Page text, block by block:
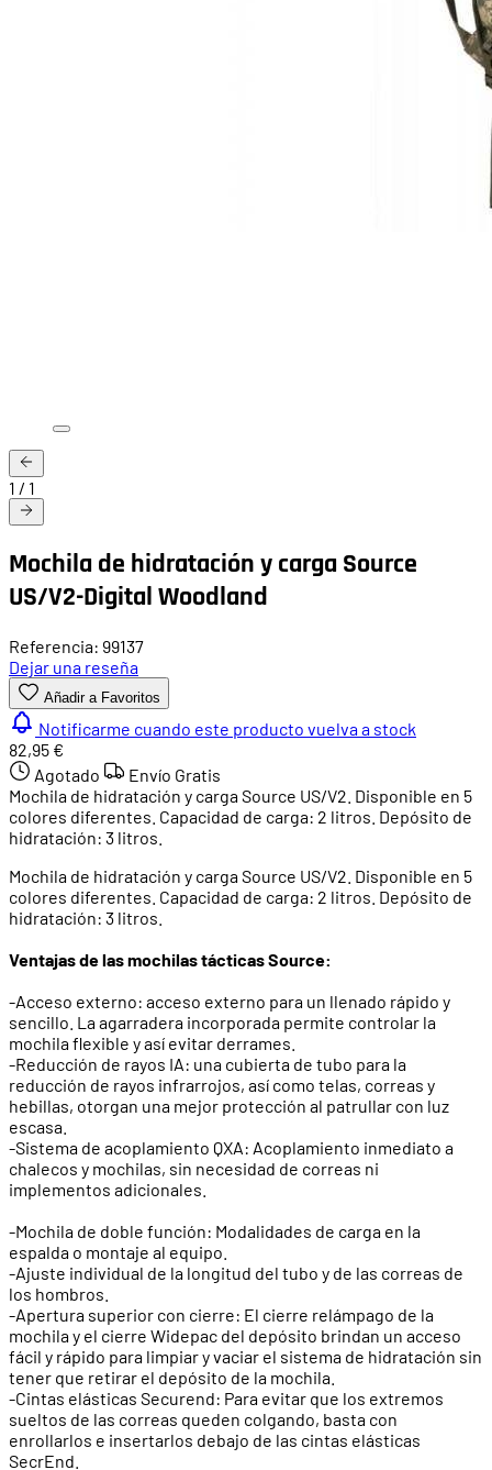
1 / 1
Mochila de hidratación y carga Source
US/V2-Digital Woodland
Referencia: 99137
Dejar una reseña
Añadir a Favoritos
Notificarme cuando este producto vuelva a stock
82,95 €
Agotado
Envío Gratis
Mochila de hidratación y carga Source US/V2. Disponible en 5
colores diferentes. Capacidad de carga: 2 litros. Depósito de
hidratación: 3 litros.
Mochila de hidratación y carga Source US/V2. Disponible en 5
colores diferentes. Capacidad de carga: 2 litros. Depósito de
hidratación: 3 litros.
Ventajas de las mochilas tácticas Source:
-Acceso externo: acceso externo para un llenado rápido y
sencillo. La agarradera incorporada permite controlar la
mochila flexible y así evitar derrames.
-Reducción de rayos IA: una cubierta de tubo para la
reducción de rayos infrarrojos, así como telas, correas y
hebillas, otorgan una mejor protección al patrullar con luz
escasa.
-Sistema de acoplamiento QXA: Acoplamiento inmediato a
chalecos y mochilas, sin necesidad de correas ni
implementos adicionales.
-Mochila de doble función: Modalidades de carga en la
espalda o montaje al equipo.
-Ajuste individual de la longitud del tubo y de las correas de
los hombros.
-Apertura superior con cierre: El cierre relámpago de la
mochila y el cierre Widepac del depósito brindan un acceso
fácil y rápido para limpiar y vaciar el sistema de hidratación sin
tener que retirar el depósito de la mochila.
-Cintas elásticas Securend: Para evitar que los extremos
sueltos de las correas queden colgando, basta con
enrollarlos e insertarlos debajo de las cintas elásticas
SecrEnd.